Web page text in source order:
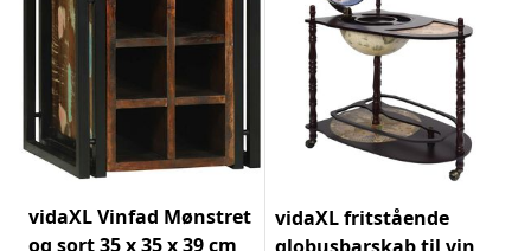
vidaXL Vinfad Mønstret
og sort 35 x 35 x 39 cm
vidaXL fritstående